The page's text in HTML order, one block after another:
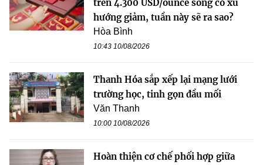
trên 4.300 USD/ounce song có xu
hướng giảm, tuần này sẽ ra sao?
Hòa Bình
10:43 10/08/2026
Thanh Hóa sắp xếp lại mạng lưới
trường học, tinh gọn đầu mối
Văn Thanh
10:00 10/08/2026
Hoàn thiện cơ chế phối hợp giữa